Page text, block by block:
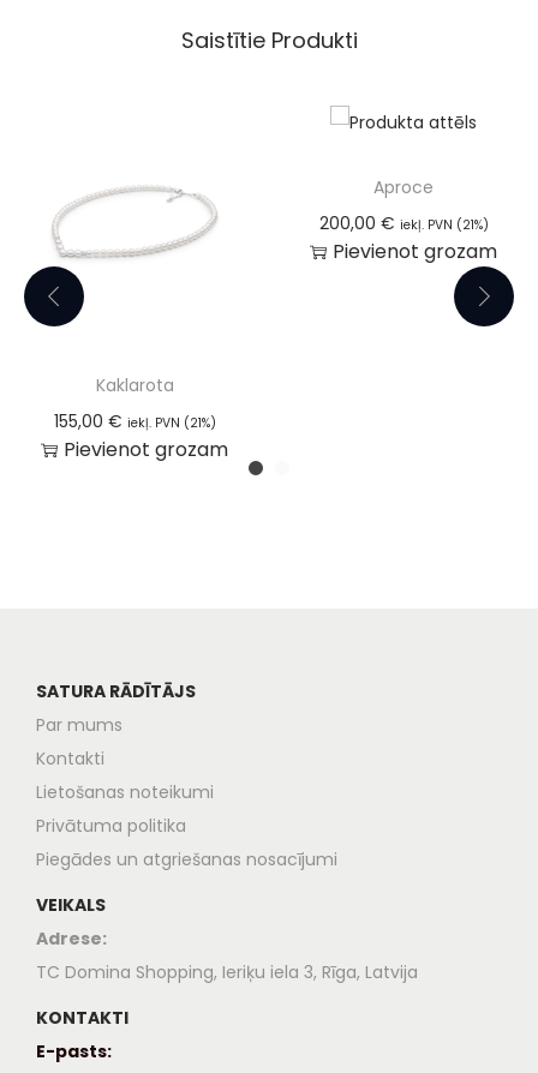
Saistītie Produkti
Kaklarota
155,00 € iekļ. PVN (21%)
Pievienot grozam
Aproce
200,00 € iekļ. PVN (21%)
Pievienot grozam
SATURA RĀDĪTĀJS
Par mums
Kontakti
Lietošanas noteikumi
Privātuma politika
Piegādes un atgriešanas nosacījumi
VEIKALS
Adrese:
TC Domina Shopping, Ieriķu iela 3, Rīga, Latvija
KONTAKTI
E-pasts: